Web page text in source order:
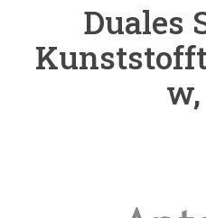
Duales